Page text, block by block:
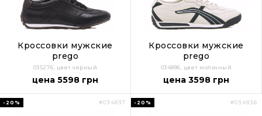
Кроссовки мужские
prego
035276, цвет черный
цена 5598 грн
Кроссовки мужские
prego
034886, цвет молочный
цена 3598 грн
#034837
-20% #034836
-20%